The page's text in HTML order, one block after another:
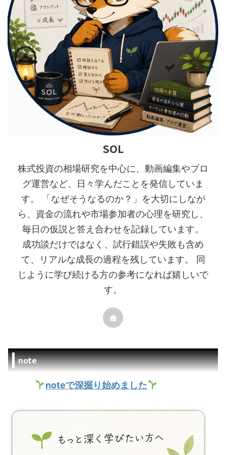
SOL
株式投資の相場研究を中心に、動画編集やブロ
グ運営など、日々学んだことを発信していま
す。 「なぜそうなるのか？」を大切にしなが
ら、資金の流れや市場参加者の心理を研究し、
毎日の仮説と答え合わせを記録しています。
成功談だけではなく、試行錯誤や失敗も含め
て、リアルな成長の過程を残しています。 同
じように学び続ける方の参考になれば嬉しいで
す。
note
noteで深掘り始めました